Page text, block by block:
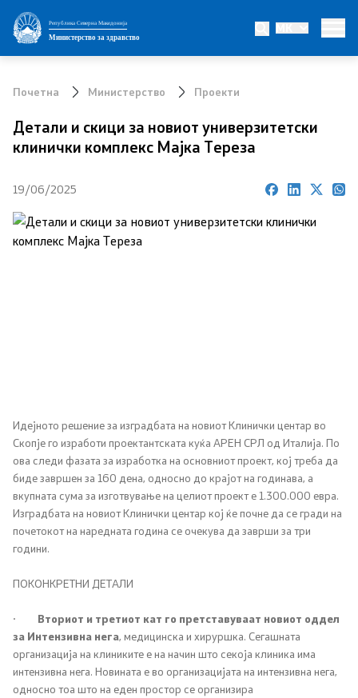
Република Северна Македонија
Министерство за здравство
MK
Министерство
Државен секретар
Интегритет
Јавни набавки
Органи во состав
Организација и систематизација
Органограм
Кодекс за административни службеници
SEEHN
Установи
Адреси на ЗД
Почетна Министерство Проекти
Детали и скици за новиот универзитетски
клинички комплекс Мајка Тереза
19/06/2025
Идејното решение за изградбата на новиот Клинички центар во
Скопје го изработи проектантската куќа АРЕН СРЛ од Италија. По
ова следи фазата за изработка на основниот проект, кој треба да
биде завршен за 160 дена, односно до крајот на годинава, а
вкупната сума за изготвување на целиот проект е 1.300.000 евра.
Изградбата на новиот Клинички центар кој ќе почне да се гради на
почетокот на наредната година се очекува да заврши за три
години.
ПОКОНКРЕТНИ ДЕТАЛИ
· Вториот и третиот кат го претставуваат новиот оддел
за Интензивна нега, медицинска и хируршка. Сегашната
организација на клиниките е на начин што секоја клиника има
интензивна нега. Новината е во организацијата на интензивна нега,
односно тоа што на еден простор се организира